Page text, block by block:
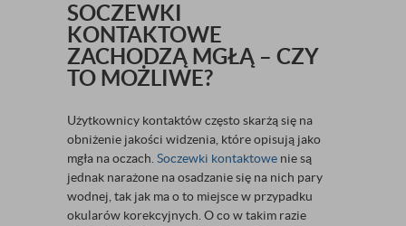
SOCZEWKI
KONTAKTOWE
ZACHODZĄ MGŁĄ – CZY
TO MOŻLIWE?
Użytkownicy kontaktów często skarżą się na
obniżenie jakości widzenia, które opisują jako
mgła na oczach. Soczewki kontaktowe nie są
jednak narażone na osadzanie się na nich pary
wodnej, tak jak ma o to miejsce w przypadku
okularów korekcyjnych. O co w takim razie